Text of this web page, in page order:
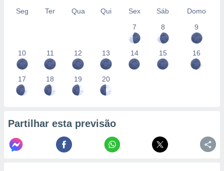
Seg Ter Qua Qui Sex Sáb
Domo
7
8 9
10 11 12 13 14 15 16
17 18 19 20
Partilhar esta previsão